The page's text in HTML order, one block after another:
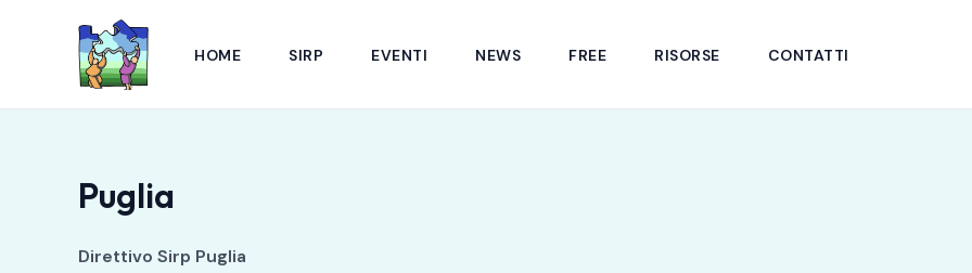
contenuto
HOME SIRP EVENTI NEWS FREE RISORSE CONTATTI
Puglia
Direttivo Sirp Puglia